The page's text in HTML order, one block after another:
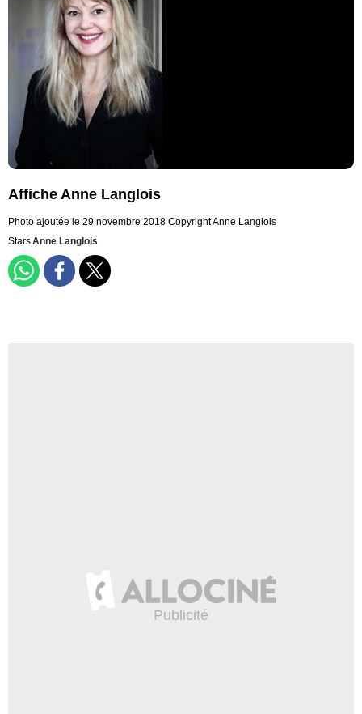
Affiche Anne Langlois
Photo ajoutée le 29 novembre 2018 Copyright Anne Langlois
StarsAnne Langlois